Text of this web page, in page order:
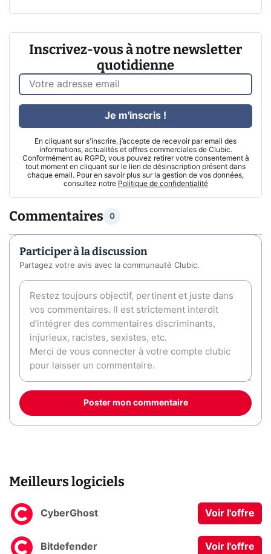
Inscrivez-vous à notre newsletter
quotidienne
En cliquant sur s'inscrire, j’accepte de recevoir par email des
informations, actualités et offres commerciales de Clubic.
Conformément au RGPD, vous pouvez retirer votre consentement à
tout moment en cliquant sur le lien de désinscription présent dans
chaque email. Pour en savoir plus sur la gestion de vos données,
consultez notre Politique de confidentialité
Je m'inscris !
Commentaires 0
Participer à la discussion
Partagez votre avis avec la communauté Clubic.
Poster mon commentaire
Meilleurs logiciels
CyberGhost Voir l'offre
Bitdefender Voir l'offre